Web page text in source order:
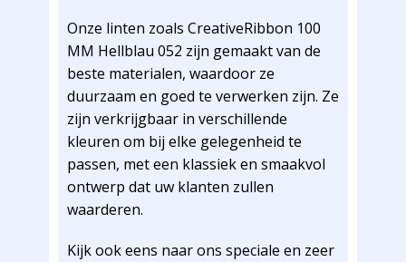
Onze linten zoals CreativeRibbon 100
MM Hellblau 052 zijn gemaakt van de
beste materialen, waardoor ze
duurzaam en goed te verwerken zijn. Ze
zijn verkrijgbaar in verschillende
kleuren om bij elke gelegenheid te
passen, met een klassiek en smaakvol
ontwerp dat uw klanten zullen
waarderen.
Kijk ook eens naar ons speciale en zeer